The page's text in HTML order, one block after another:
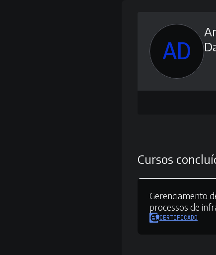
AD
Cursos
Gerenciamento
processos de
CERTIFICADO